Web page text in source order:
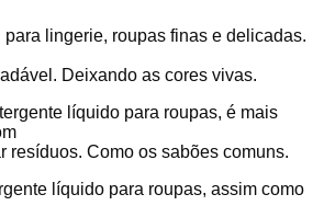
para lingerie, roupas finas e delicadas.
Deixando as cores vivas.
líquido para roupas, é mais
resíduos. Como os sabões comuns.
líquido para roupas, assim como